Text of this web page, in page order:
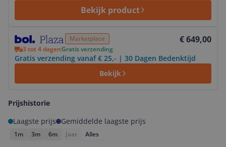
Bekijk product
Marketplace € 649,00
3 tot 4 dagenGratis verzending
Gratis verzending vanaf € 25,- | 30 Dagen Bedenktijd
Bekijk
Prijshistorie
Laagste prijs
Gemiddelde laagste prijs
1m 3m 6m Jaar Alles